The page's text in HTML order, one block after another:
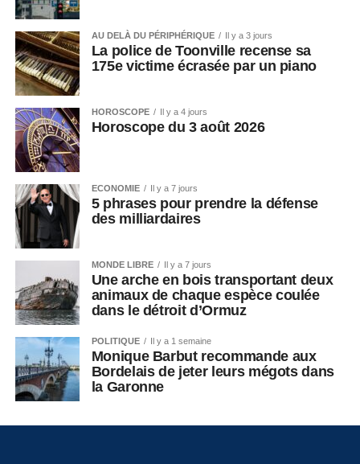
AU DELÀ DU PÉRIPHÉRIQUE Il y a 3 jours
La police de Toonville recense sa
175e victime écrasée par un piano
HOROSCOPE Il y a 4 jours
Horoscope du 3 août 2026
ECONOMIE Il y a 7 jours
5 phrases pour prendre la défense
des milliardaires
MONDE LIBRE Il y a 7 jours
Une arche en bois transportant deux
animaux de chaque espèce coulée
dans le détroit d’Ormuz
POLITIQUE Il y a 1 semaine
Monique Barbut recommande aux
Bordelais de jeter leurs mégots dans
la Garonne